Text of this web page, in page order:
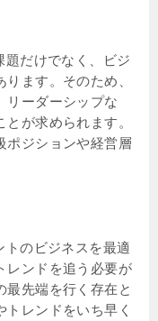
題だけでなく、ビジ
ます。そのため、
リーダーシップな
が求められます。
ポジションや経営層
トのビジネスを最適
レンドを追う必要が
最先端を行く存在と
トレンドをいち早く